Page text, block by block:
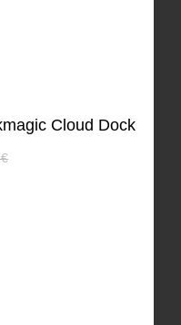
Cloud Dock